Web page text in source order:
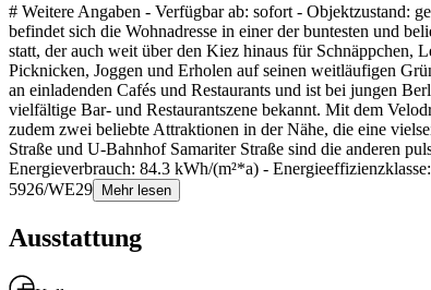
# Weitere Angaben - Verfügbar ab: sofort - Objektzustand:
befindet sich die Wohnadresse in einer der buntesten und
statt, der auch weit über den Kiez hinaus für Schnäppchen,
Picknicken, Joggen und Erholen auf seinen weitläufigen
an einladenden Cafés und Restaurants und ist bei jungen
vielfältige Bar- und Restaurantszene bekannt. Mit dem
zudem zwei beliebte Attraktionen in der Nähe, die eine
Straße und U-Bahnhof Samariter Straße sind die anderen
Energieverbrauch: 84.3 kWh/(m²*a) -
5926/WE29 Mehr lesen
Ausstattung